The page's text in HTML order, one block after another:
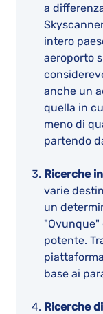
a
intero
aeroporto
anche un
quella in
meno di
partendo
Ricerche
varie
un
potente.
base ai
Ricerche